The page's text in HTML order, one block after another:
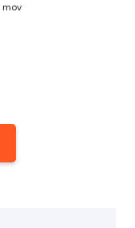
mov